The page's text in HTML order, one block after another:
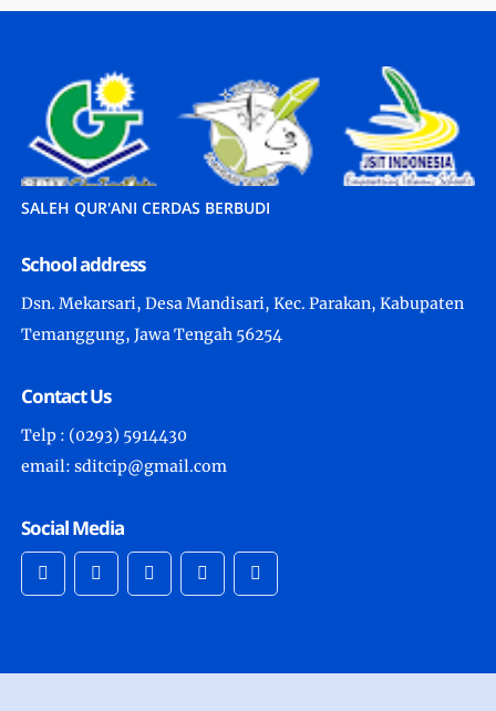
SALEH QUR'ANI CERDAS BERBUDI
School address
Dsn. Mekarsari, Desa Mandisari, Kec. Parakan, Kabupaten
Temanggung, Jawa Tengah 56254
Contact Us
Telp : (0293) 5914430
email: sditcip@gmail.com
Social Media